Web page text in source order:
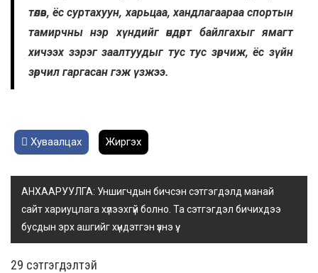
төлөв, ёс суртахуун, харьцаа, хандлагаараа спортын
тамирчны нэр хүндийг өндөрт байлгахыг ямагт
хичээх зэрэг заалтуудыг тус тус зөрчиж, ёс зүйн
зөрчил гаргасан гэж үзжээ.
Хуваалцах Жиргэх
АНХААРУУЛГА: Уншигчдын бичсэн сэтгэгдэлд манай
сайт хариуцлага хүлээхгүй болно. Та сэтгэгдэл бичихдээ
бусдын эрх ашгийг хүндэтгэн үзнэ үү.
29 cэтгэгдэлтэй